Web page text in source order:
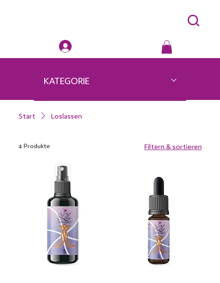
Start Loslassen
4 Produkte Filtern & sortieren
KATEGORIE